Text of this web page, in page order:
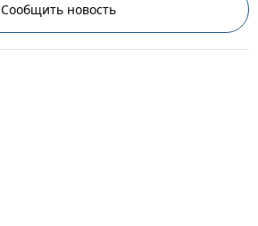
Сообщить новость